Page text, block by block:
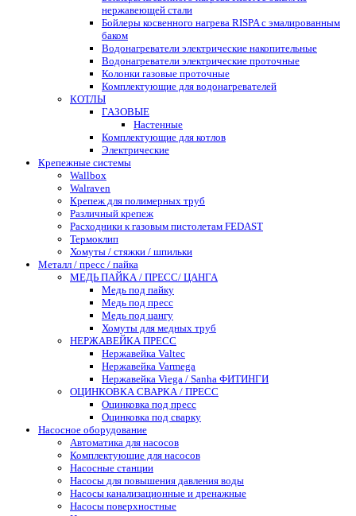
нержавеющей стали
Бойлеры косвенного нагрева RISPA с эмалированным
баком
Водонагреватели электрические накопительные
Водонагреватели электрические проточные
Колонки газовые проточные
Комплектующие для водонагревателей
КОТЛЫ
ГАЗОВЫЕ
Настенные
Комплектующие для котлов
Электрические
Крепежные системы
Wallbox
Walraven
Крепеж для полимерных труб
Различный крепеж
Расходники к газовым пистолетам FEDAST
Термоклип
Хомуты / стяжки / шпильки
Металл / пресс / пайка
МЕДЬ ПАЙКА / ПРЕСС/ ЦАНГА
Медь под пайку
Медь под пресс
Медь под цангу
Хомуты для медных труб
НЕРЖАВЕЙКА ПРЕСС
Нержавейка Valtec
Нержавейка Varmega
Нержавейка Viega / Sanha ФИТИНГИ
ОЦИНКОВКА СВАРКА / ПРЕСС
Оцинковка под пресс
Оцинковка под сварку
Насосное оборудование
Автоматика для насосов
Комплектующие для насосов
Насосные станции
Насосы для повышения давления воды
Насосы канализационные и дренажные
Насосы поверхностные